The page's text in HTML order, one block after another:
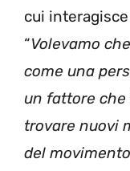
cui
“Volevamo
come una
un fattore
trovare nuovi
del